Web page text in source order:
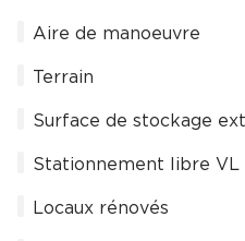
Aire de manoeuvre
Terrain
Surface de stockage
Stationnement libre VL
Locaux rénovés